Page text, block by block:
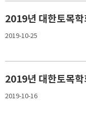
2019년 대한토목
2019-10-25
2019년 대한토목학
2019-10-16